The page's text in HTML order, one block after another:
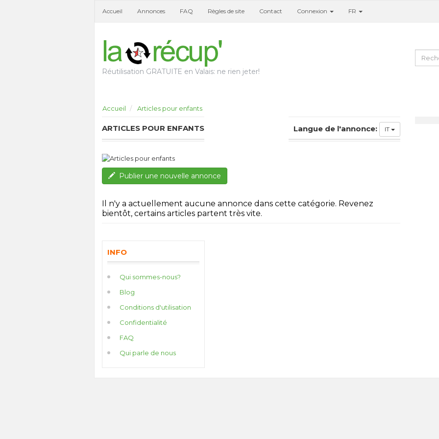
Accueil Annonces FAQ Règles de site Contact Connexion FR
Réutilisation GRATUITE en Valais: ne rien jeter!
Accueil Articles pour enfants
ARTICLES POUR ENFANTS Langue de l'annonce: IT
Publier une nouvelle annonce
Il n'y a actuellement aucune annonce dans cette catégorie. Revenez
bientôt, certains articles partent très vite.
INFO
Qui sommes-nous?
Blog
Conditions d'utilisation
Confidentialité
FAQ
Qui parle de nous